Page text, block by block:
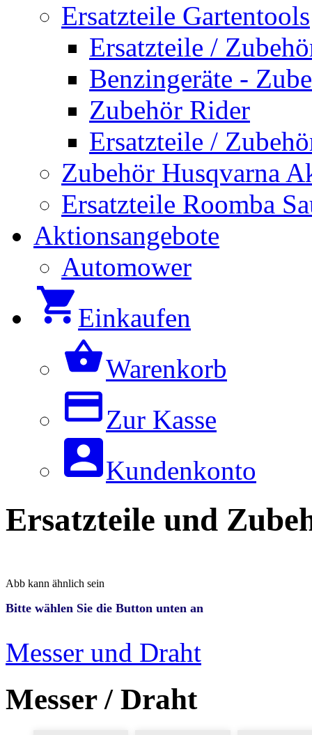
Ersatzteile Gartentools
Ersatzteile /
Benzingeräte -
Zubehör Rider
Ersatzteile /
Zubehör Husqvarna
Ersatzteile Roomba
Aktionsangebote
Automower
Einkaufen
Warenkorb
Zur Kasse
Kundenkonto
Ersatzteile und
Abb kann ähnlich sein
Bitte wählen Sie die Button unten an
Messer und Draht
Messer / Draht